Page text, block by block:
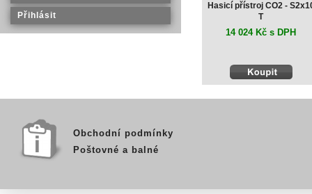
Přihlásit
Hasicí přístroj CO2 -
T
14 024 Kč s DPH
Obchodní podmínky
Poštovné a balné